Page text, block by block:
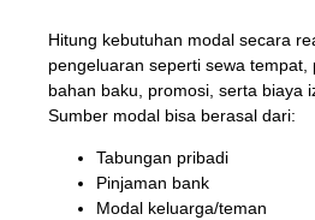
Hitung kebutuhan modal secara
pengeluaran seperti sewa tempat,
bahan baku, promosi, serta biaya
Sumber modal bisa berasal dari:
Tabungan pribadi
Pinjaman bank
Modal keluarga/teman